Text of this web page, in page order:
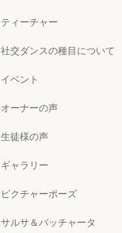
ティーチャー
社交ダンスの種目について
イベント
オーナーの声
生徒様の声
ギャラリー
ピクチャーポーズ
サルサ＆バッチャータ